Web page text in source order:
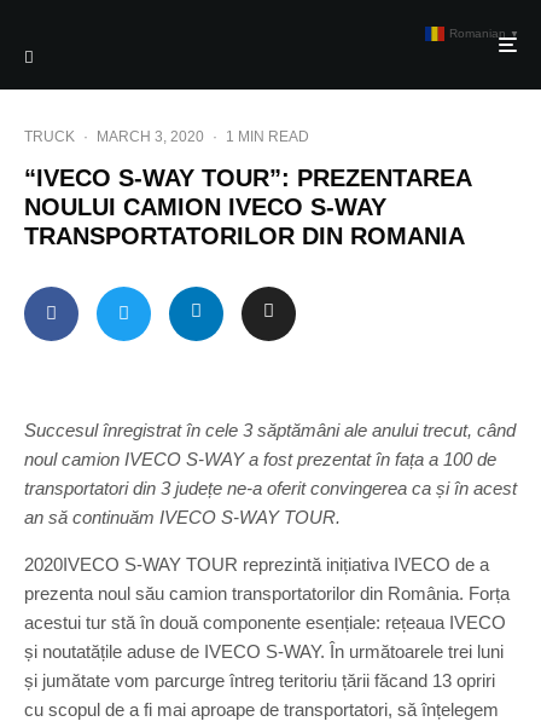
TRUCK · MARCH 3, 2020 · 1 MIN READ
“IVECO S-WAY TOUR”: PREZENTAREA
NOULUI CAMION IVECO S-WAY
TRANSPORTATORILOR DIN ROMANIA
Succesul înregistrat în cele 3 săptămâni ale anului trecut, când
noul camion IVECO S-WAY a fost prezentat în fața a 100 de
transportatori din 3 județe ne-a oferit convingerea ca și în acest
an să continuăm IVECO S-WAY TOUR.
2020IVECO S-WAY TOUR reprezintă inițiativa IVECO de a
prezenta noul său camion transportatorilor din România. Forța
acestui tur stă în două componente esențiale: rețeaua IVECO
și noutatățile aduse de IVECO S-WAY. În următoarele trei luni
și jumătate vom parcurge întreg teritoriu țării făcand 13 opriri
cu scopul de a fi mai aproape de transportatori, să înțelegem
Romanian ▼